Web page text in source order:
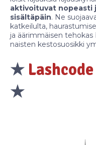
aktivoituvat nopeasti
sisältäpäin. Ne
katkeilulta,
ja äärimmäisen tehokas
naisten kestosuosikki
★
★